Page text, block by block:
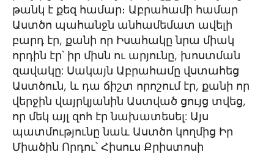
թանկ է քեզ համար։ Աբրահամի համար
Աստծո պահանջն անհամեմատ ավելի
բարդ էր, քանի որ Իսահակը նրա միակ
որդին էր՝ իր միսն ու արյունը, խոստման
զավակը: Սակայն Աբրահամը վստահեց
Աստծուն, և դա ճիշտ որոշում էր, քանի որ
վերջին վայրկյանին Աստված ցույց տվեց,
որ մեկ այլ զոհ էր նախատեսել: Այս
պատմությունը նաև Աստծո կողմից Իր
Միածին Որդու՝ Հիսուս Քրիստոսի